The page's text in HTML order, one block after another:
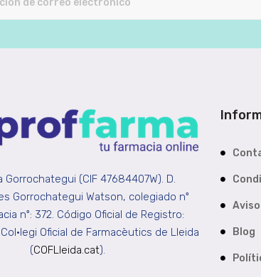
Gorrochategui (CIF 47684407W). D.
Gorrochategui Watson, colegiado nº
nº: 372. Código Oficial de Registro:
Oficial de Farmacèutics de Lleida
(COFLleida.cat).
Blog